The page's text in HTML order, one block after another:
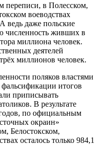
переписи, в Полесском,
воеводствах
ведь даже польские
численность живших в
миллиона человек.
деятелей
миллионов человек.
поляков властями
итогов
приписывать
В результате
по официальным
окраин»
Белостокском,
осталось только 984,1